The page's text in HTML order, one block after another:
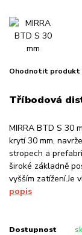
Ohodnotit produkt
Tříbodová
MIRRA BTD S 30
krytí 30 mm,
stropech a
široké základně
vyšším zatížení.Je
popis
Dostupnost